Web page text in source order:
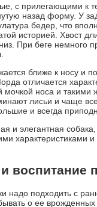
с прилегающими к
назад форму. У
бедер, что
историей. Хвост
При беге немного
ближе к носу и
отличается
мочкой носа и такими
лисьи и чаще
и всегда
и элегантная
характеристиками
воспитание
надо подходить с
о ее